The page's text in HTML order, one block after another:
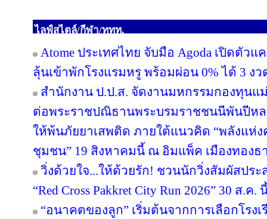
ไลฟ์สไตล์/กีฬา/ททท.
Atome ประเทศไทย จับมือ Agoda เปิดตั
ลุ้นเข้าพักโรงแรมหรู พร้อมผ่อน 0% ได้ 3 ง
สำนักงาน ป.ป.ส. จัดงานมหกรรมกองทุนแ
ต่อพระราชปณิธานพระบรมราชชนนีพันปีห
ให้พ้นภัยยาเสพติด ภายใต้แนวคิด “พลังแห่
ชุมชน” 19 สิงหาคมนี้ ณ อิมแพ็ค เมืองทองธ
วิ่งด้วยใจ...ให้ด้วยรัก! ชวนนักวิ่งสัมผัสปร
“Red Cross Pakkret City Run 2026” 30 ส.ค.
“อนาคตของลูก” เริ่มต้นจากการเลือกโรง